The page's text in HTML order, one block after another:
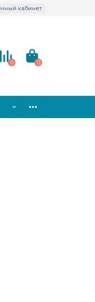
кабинет
0 0